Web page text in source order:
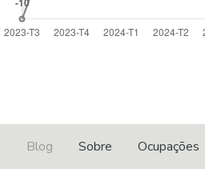
Blog Sobre Ocupações